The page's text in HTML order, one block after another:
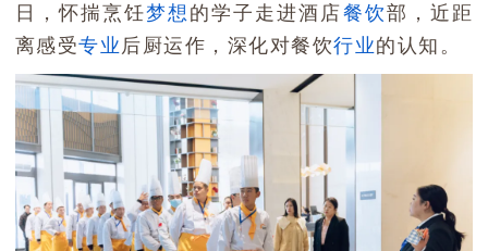
日，怀揣烹饪梦想 的学子走进酒店餐饮部，近距
离感受专业 后厨运作，深化对餐饮行业的认知。